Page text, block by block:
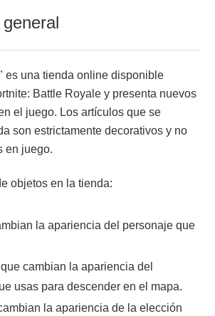
es una tienda online disponible
Battle Royale y presenta nuevos
el juego. Los artículos que se
son estrictamente decorativos y no
en juego.
objetos en la tienda:
la apariencia del personaje que
cambian la apariencia del
usas para descender en el mapa.
la apariencia de la elección